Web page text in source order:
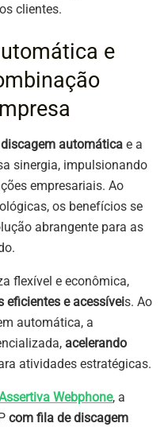
clientes.
e
automática e a
sinergia, impulsionando
empresariais. Ao
os benefícios se
abrangente para as
flexível e econômica,
eficientes e acessíveis. Ao
automática, a
acelerando
atividades estratégicas.
Webphone, a
com fila de discagem